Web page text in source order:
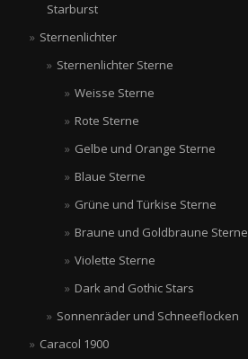
Starburst
Sternenlichter
Sternenlichter Sterne
Weisse Sterne
Rote Sterne
Gelbe und Orange Sterne
Blaue Sterne
Grüne und Türkise Sterne
Braune und Goldbraune Sterne
Violette Sterne
Dark and Gothic Stars
Sonnenräder und Schneeflocken
Caracol 1900